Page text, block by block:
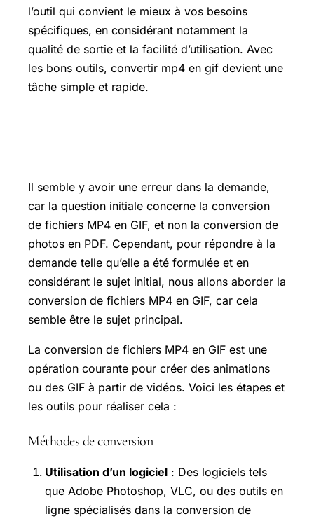
l’outil qui convient le mieux à vos besoins
spécifiques, en considérant notamment la
qualité de sortie et la facilité d’utilisation. Avec
les bons outils, convertir mp4 en gif devient une
tâche simple et rapide.
Il semble y avoir une erreur dans la demande,
car la question initiale concerne la conversion
de fichiers MP4 en GIF, et non la conversion de
photos en PDF. Cependant, pour répondre à la
demande telle qu’elle a été formulée et en
considérant le sujet initial, nous allons aborder la
conversion de fichiers MP4 en GIF, car cela
semble être le sujet principal.
La conversion de fichiers MP4 en GIF est une
opération courante pour créer des animations
ou des GIF à partir de vidéos. Voici les étapes et
les outils pour réaliser cela :
Méthodes de conversion
Utilisation d’un logiciel : Des logiciels tels
que Adobe Photoshop, VLC, ou des outils en
ligne spécialisés dans la conversion de